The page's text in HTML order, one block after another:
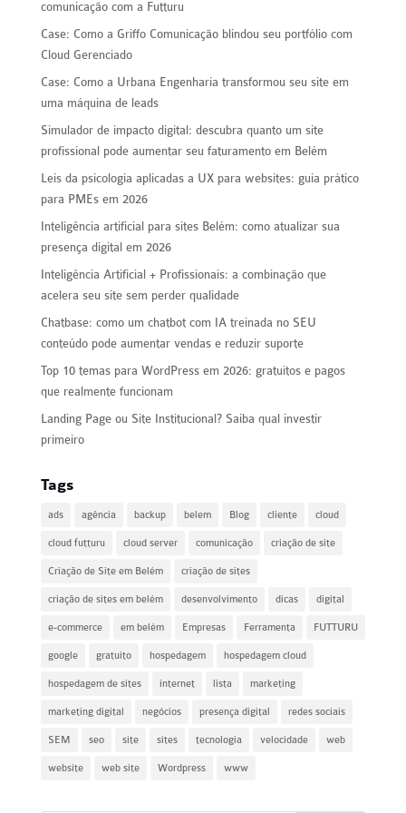
comunicação com a Futturu
Case: Como a Griffo Comunicação blindou seu portfólio com
Cloud Gerenciado
Case: Como a Urbana Engenharia transformou seu site em
uma máquina de leads
Simulador de impacto digital: descubra quanto um site
profissional pode aumentar seu faturamento em Belém
Leis da psicologia aplicadas a UX para websites: guia prático
para PMEs em 2026
Inteligência artificial para sites Belém: como atualizar sua
presença digital em 2026
Inteligência Artificial + Profissionais: a combinação que
acelera seu site sem perder qualidade
Chatbase: como um chatbot com IA treinada no SEU
conteúdo pode aumentar vendas e reduzir suporte
Top 10 temas para WordPress em 2026: gratuitos e pagos
que realmente funcionam
Landing Page ou Site Institucional? Saiba qual investir
primeiro
Tags
ads agência backup belem Blog cliente cloud
cloud futturu cloud server comunicação criação de site
Criação de Site em Belém criação de sites
criação de sites em belém desenvolvimento dicas digital
e-commerce em belém Empresas Ferramenta FUTTURU
google gratuito hospedagem hospedagem cloud
hospedagem de sites internet lista marketing
marketing digital negócios presença digital redes sociais
SEM seo site sites tecnologia velocidade web
website web site Wordpress www